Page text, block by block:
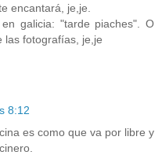
encantará, je,je.
galicia: "tarde piaches". O
las fotografías, je,je
8:12
es como que va por libre y